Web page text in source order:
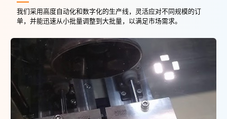
我们采用高度自动化和数字化的生产线，灵活应对不同规模的订
单，并能迅速从小批量调整到大批量，以满足市场需求。